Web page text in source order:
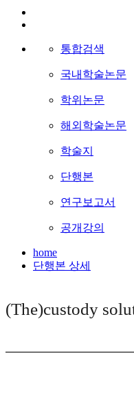
통합검색
국내학술논문
학위논문
해외학술논문
학술지
단행본
연구보고서
공개강의
home
단행본 상세
(The)custody